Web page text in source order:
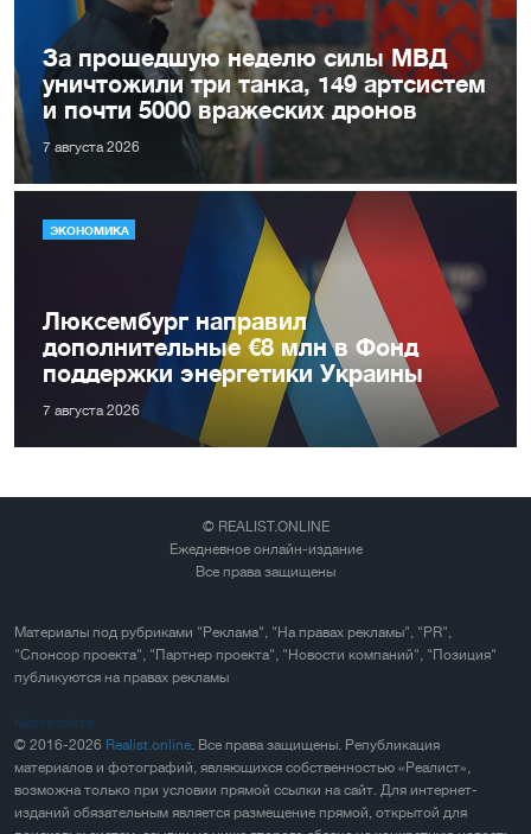
За прошедшую неделю силы МВД
уничтожили три танка, 149 артсистем
и почти 5000 вражеских дронов
7 августа 2026
ЭКОНОМИКА
Люксембург направил
дополнительные €8 млн в Фонд
поддержки энергетики Украины
7 августа 2026
© REALIST.ONLINE
Ежедневное онлайн-издание
Все права защищены
Материалы под рубриками "Реклама", "На правах рекламы", "PR",
"Спонсор проекта", "Партнер проекта", "Новости компаний", "Позиция"
публикуются на правах рекламы
Карта сайта
© 2016-2026 Realist.online. Все права защищены. Републикация
материалов и фотографий, являющихся собственностью «Реалист»,
возможна только при условии прямой ссылки на сайт. Для интернет-
изданий обязательным является размещение прямой, открытой для